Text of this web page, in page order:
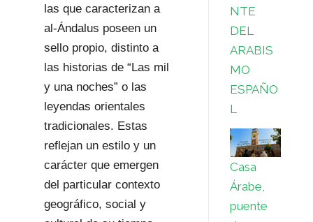
las que caracterizan a
al-Ándalus poseen un
sello propio, distinto a
las historias de “Las mil
y una noches” o las
leyendas orientales
tradicionales. Estas
reflejan un estilo y un
carácter que emergen
del particular contexto
geográfico, social y
NTE
DEL
ARABIS
MO
ESPAÑO
L
Casa
Árabe,
puente